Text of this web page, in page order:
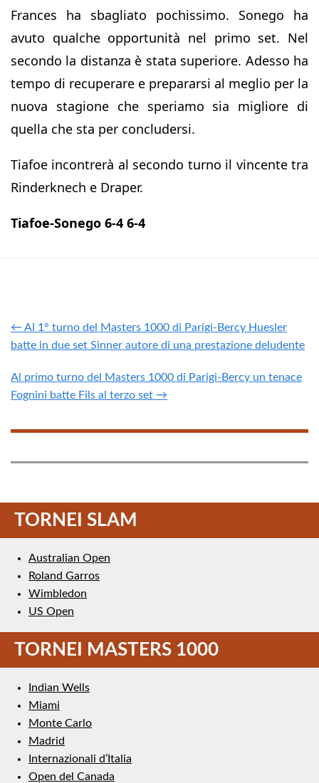
Frances ha sbagliato pochissimo. Sonego ha
avuto qualche opportunità nel primo set. Nel
secondo la distanza è stata superiore. Adesso ha
tempo di recuperare e prepararsi al meglio per la
nuova stagione che speriamo sia migliore di
quella che sta per concludersi.
Tiafoe incontrerà al secondo turno il vincente tra
Rinderknech e Draper.
Tiafoe-Sonego 6-4 6-4
← Al 1° turno del Masters 1000 di Parigi-Bercy Huesler
batte in due set Sinner autore di una prestazione deludente
Al primo turno del Masters 1000 di Parigi-Bercy un tenace
Fognini batte Fils al terzo set →
TORNEI SLAM
Australian Open
Roland Garros
Wimbledon
US Open
TORNEI MASTERS 1000
Indian Wells
Miami
Monte Carlo
Madrid
Internazionali d’Italia
Open del Canada